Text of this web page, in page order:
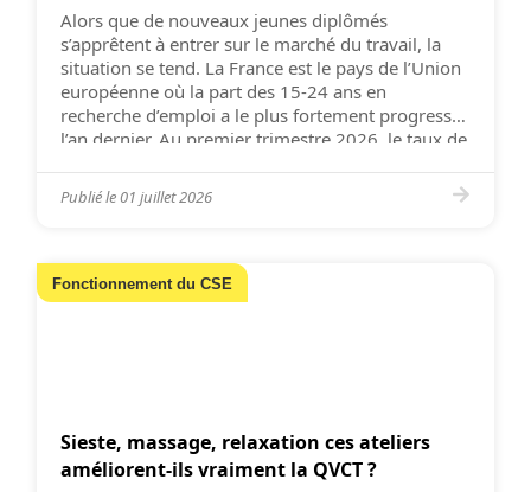
Alors que de nouveaux jeunes diplômés
s’apprêtent à entrer sur le marché du travail, la
situation se tend. La France est le pays de l’Union
européenne où la part des 15-24 ans en
recherche d’emploi a le plus fortement progressé
l’an dernier. Au premier trimestre 2026, le taux de
Publié le01 juillet 2026
Fonctionnement du CSE
Sieste, massage, relaxation ces ateliers
améliorent-ils vraiment la QVCT ?